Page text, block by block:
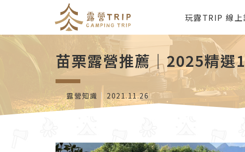
玩露TRIP 線上
苗栗露營推薦｜2025精選
露營知識 2021.11.26